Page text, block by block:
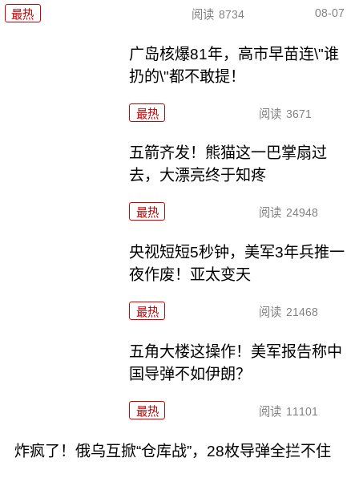
最热 阅读 8734 08-07
广岛核爆81年，高市早苗连\"谁
扔的\"都不敢提！
最热 阅读 3671
五箭齐发！熊猫这一巴掌扇过
去，大漂亮终于知疼
最热 阅读 24948
央视短短5秒钟，美军3年兵推一
夜作废！亚太变天
最热 阅读 21468
五角大楼这操作！美军报告称中
国导弹不如伊朗？
最热 阅读 11101
炸疯了！俄乌互掀“仓库战”，28枚导弹全拦不住